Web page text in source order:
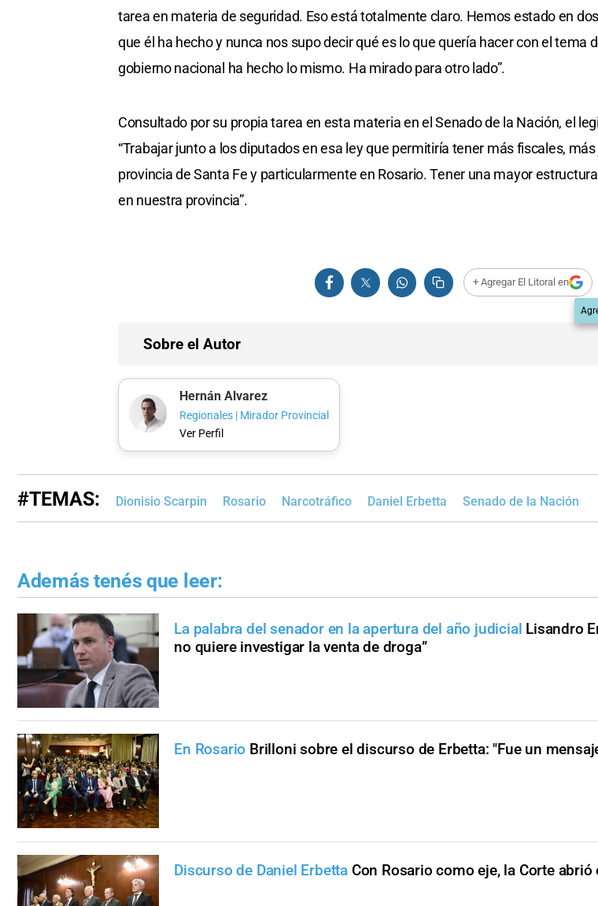
tarea en materia de seguridad. Eso está totalmente claro. Hemos estado en
que él ha hecho y nunca nos supo decir qué es lo que quería hacer con el tema
gobierno nacional ha hecho lo mismo. Ha mirado para otro lado”.
Consultado por su propia tarea en esta materia en el Senado de la Nación, el
“Trabajar junto a los diputados en esa ley que permitiría tener más fiscales,
provincia de Santa Fe y particularmente en Rosario. Tener una mayor
en nuestra provincia”.
+ Agregar El Litoral en
Sobre el Autor
Hernán Alvarez
Regionales | Mirador Provincial
Ver Perfil
#TEMAS: Dionisio Scarpin Rosario Narcotráfico Daniel Erbetta Senado de la Nación
Además tenés que leer:
La palabra del senador en la apertura del año judicial Lisandro
no quiere investigar la venta de droga”
En Rosario Brilloni sobre el discurso de Erbetta: "Fue un
Discurso de Daniel Erbetta Con Rosario como eje, la Corte